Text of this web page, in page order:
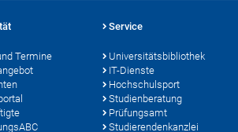
Termine
Service
Universitätsbibliothek
IT-Dienste
Hochschulsport
Studienberatung
Prüfungsamt
Studierendenkanzlei